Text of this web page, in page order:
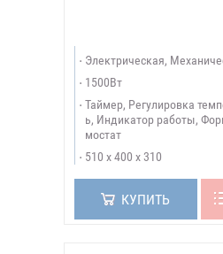
Электрическая,
1500Вт
Таймер, Регулировка
ь, Индикатор работы,
мостат
510 х 400 х 310
КУПИТЬ